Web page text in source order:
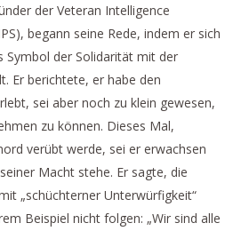
der Veteran Intelligence
begann seine Rede, indem er sich
Symbol der Solidarität mit der
Er berichtete, er habe den
sei aber noch zu klein gewesen,
zu können. Dieses Mal,
verübt werde, sei er erwachsen
Macht stehe. Er sagte, die
„schüchterner Unterwürfigkeit“
Beispiel nicht folgen: „Wir sind alle